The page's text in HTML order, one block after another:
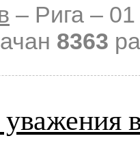
– Рига –
8363